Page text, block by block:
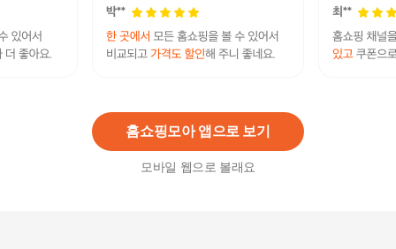
홈쇼핑모아 앱으로 보기
모바일 웹으로 볼래요
3구 빌트인 가스레인지 카라멜브라운 RBR-PF303